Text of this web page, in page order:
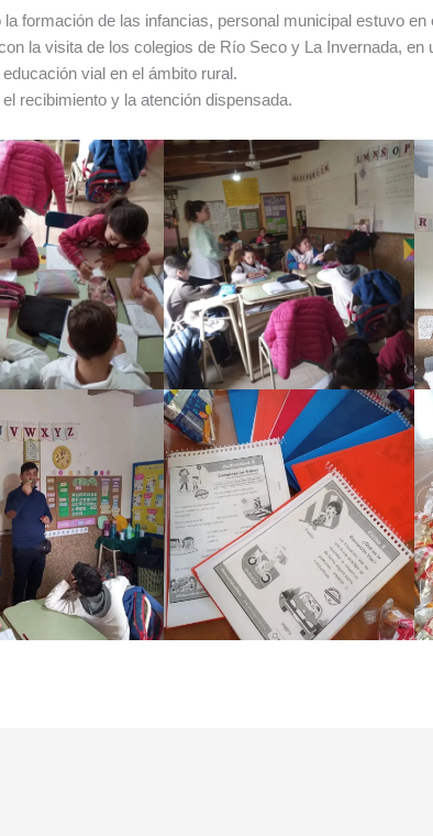
la formación de las infancias, personal municipal estuvo
la visita de los colegios de Río Seco y La Invernada, en
vial en el ámbito rural.
recibimiento y la atención dispensada.